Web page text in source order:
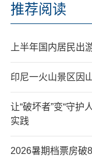
推荐阅读
上半年国内居民出
印尼一火山景区因
让“破坏者”变“守护
实践
2026暑期档票房破